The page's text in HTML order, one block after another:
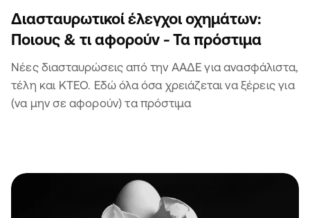
Διασταυρωτικοί έλεγχοι οχημάτων:
Ποιους & τι αφορούν - Τα πρόστιμα
Νέες διασταυρώσεις από την ΑΑΔΕ για ανασφάλιστα,
τέλη και ΚΤΕΟ. Εδώ όλα όσα χρειάζεται να ξέρεις για
(να μην σε αφορούν) τα πρόστιμα